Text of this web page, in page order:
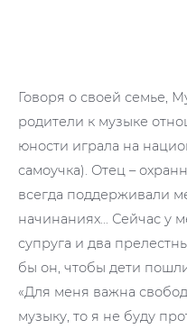
Говоря о своей семье,
родители к музыке
юности играла на
самоучка). Отец –
всегда поддерживали
начинаниях… Сейчас у
супруга и два
бы он, чтобы дети
«Для меня важна
музыку, то я не буду